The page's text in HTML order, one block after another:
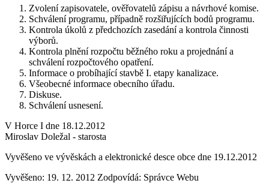
Zvolení zapisovatele, ověřovatelů zápisu a návrhové komise.
Schválení programu, případně rozšiřujících bodů programu.
Kontrola úkolů z předchozích zasedání a kontrola činnosti
výborů.
Kontrola plnění rozpočtu běžného roku a projednání a
schválení rozpočtového opatření.
Informace o probíhající stavbě I. etapy kanalizace.
Všeobecné informace obecního úřadu.
Diskuse.
Schválení usnesení.
V Horce I dne 18.12.2012
Miroslav Doležal - starosta
Vyvěšeno ve vývěskách a elektronické desce obce dne 19.12.2012
Vyvěšeno: 19. 12. 2012 Zodpovídá: Správce Webu